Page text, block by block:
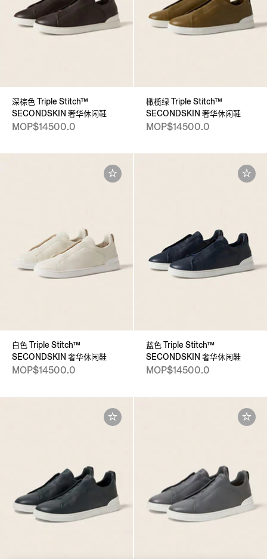
深棕色 Triple Stitch™
SECONDSKIN 奢华休闲鞋
MOP$14500.0
橄榄绿 Triple Stitch™
SECONDSKIN 奢华休闲鞋
MOP$14500.0
白色 Triple Stitch™
SECONDSKIN 奢华休闲鞋
MOP$14500.0
蓝色 Triple Stitch™
SECONDSKIN 奢华休闲鞋
MOP$14500.0